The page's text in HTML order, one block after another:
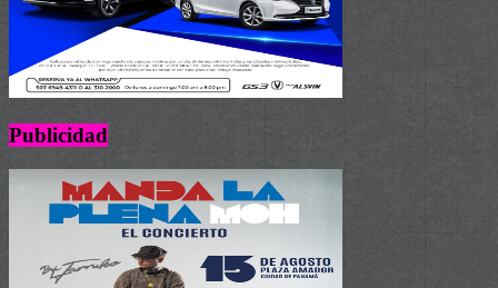
Publicidad